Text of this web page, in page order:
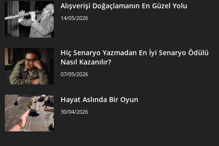
Alışverişi Doğaçlamanın En Güzel Yolu
14/05/2026
Hiç Senaryo Yazmadan En İyi Senaryo Ödülü
Nasıl Kazanılır?
07/05/2026
Hayat Aslında Bir Oyun
30/04/2026